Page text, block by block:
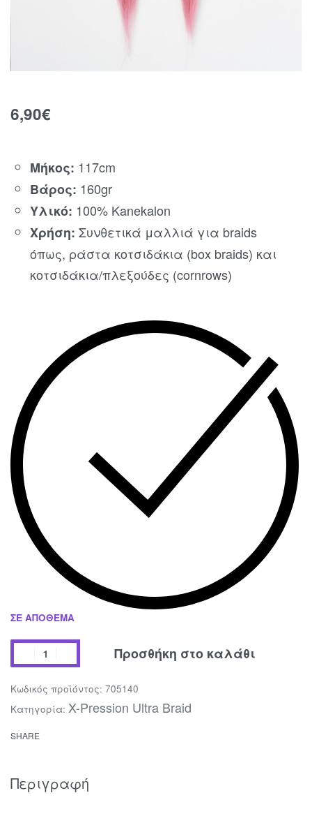
6,90€
Μήκος: 117cm
Βάρος: 160gr
Υλικό: 100% Kanekalon
Χρήση: Συνθετικά μαλλιά για braids
όπως, ράστα κοτσιδάκια (box braids) και
κοτσιδάκια/πλεξούδες (cornrows)
ΣΕ ΑΠΌΘΕΜΑ
Προσθήκη στο καλάθι
705140
Κατηγορία: X-Pression Ultra Braid
SHARE
Περιγραφή